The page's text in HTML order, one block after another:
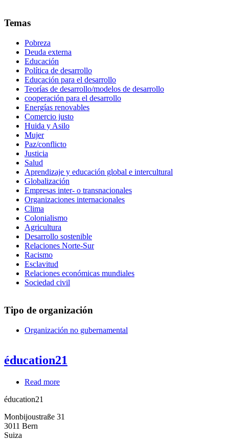
Temas
Pobreza
Deuda externa
Educación
Política de desarrollo
Educación para el desarrollo
Teorías de desarrollo/modelos de desarrollo
cooperación para el desarrollo
Energías renovables
Comercio justo
Huida y Asilo
Mujer
Paz/conflicto
Justicia
Salud
Aprendizaje y educación global e intercultural
Globalización
Empresas inter- o transnacionales
Organizaciones internacionales
Clima
Colonialismo
Agricultura
Desarrollo sostenible
Relaciones Norte-Sur
Racismo
Esclavitud
Relaciones económicas mundiales
Sociedad civil
Tipo de organización
Organización no gubernamental
éducation21
Read more
éducation21
Monbijoustraße 31
3011 Bern
Suiza